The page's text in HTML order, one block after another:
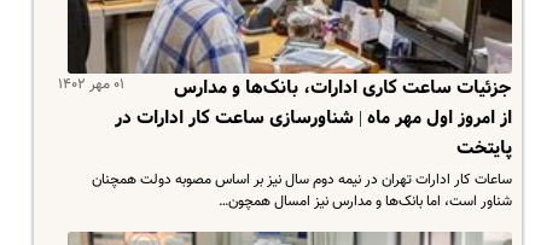
۰۱ مهر ۱۴۰۲
جزئیات ساعت کاری ادارات، بانک‌ها و مدارس
از امروز اول مهر ماه | شناورسازی ساعت کار ادارات در
پایتخت
ساعات کار ادارات تهران در نیمه دوم سال نیز بر اساس مصوبه دولت همچنان
شناور است، اما بانک‌ها و مدارس نیز امسال همچون…